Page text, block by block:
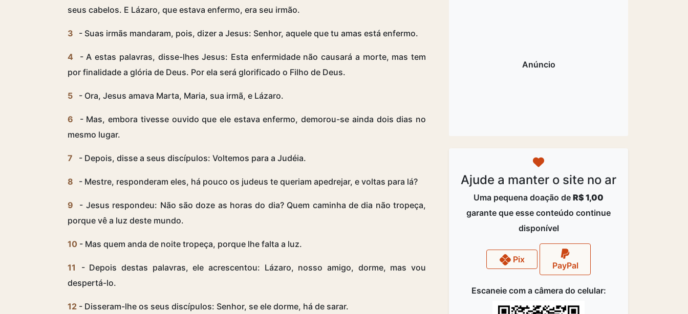
seus cabelos. E Lázaro, que estava enfermo, era seu irmão.
3 - Suas irmãs mandaram, pois, dizer a Jesus: Senhor, aquele que tu amas está enfermo.
4
- A estas palavras, disse-lhes Jesus: Esta enfermidade não causará a morte, mas tem
por finalidade a glória de Deus. Por ela será glorificado o Filho de Deus.
5 - Ora, Jesus amava Marta, Maria, sua irmã, e Lázaro.
6
- Mas, embora tivesse ouvido que ele estava enfermo, demorou-se ainda dois dias no
mesmo lugar.
7 - Depois, disse a seus discípulos: Voltemos para a Judéia.
8 - Mestre, responderam eles, há pouco os judeus te queriam apedrejar, e voltas para lá?
9
- Jesus respondeu: Não são doze as horas do dia? Quem caminha de dia não tropeça,
porque vê a luz deste mundo.
10 - Mas quem anda de noite tropeça, porque lhe falta a luz.
11
- Depois destas palavras, ele acrescentou: Lázaro, nosso amigo, dorme, mas vou
despertá-lo.
12 - Disseram-lhe os seus discípulos: Senhor, se ele dorme, há de sarar.
Ajude a manter o site no ar
Uma pequena doação de R$ 1,00
garante que esse conteúdo continue
disponível
Pix
PayPal
Escaneie com a câmera do celular: